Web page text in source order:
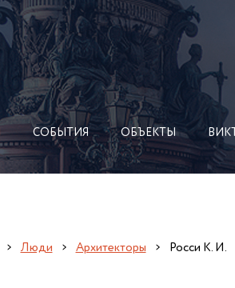
СОБЫТИЯ ОБЪЕКТЫ
Люди Архитекторы Росси К. И.